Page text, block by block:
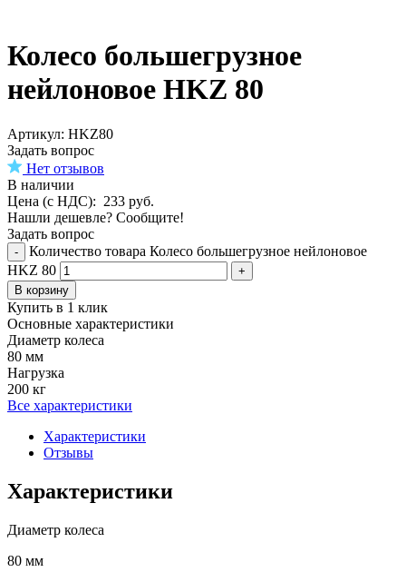
Колесо большегрузное
нейлоновое HKZ 80
Aртикул: HKZ80
Задать вопрос
Нет отзывов
В наличии
Цена (с НДС): 233 руб.
Нашли дешевле? Сообщите!
Задать вопрос
-
Количество товара Колесо большегрузное нейлоновое
HKZ 80
+
В корзину
Купить в 1 клик
Основные характеристики
Диаметр колеса
80 мм
Нагрузка
200 кг
Все характеристики
Характеристики
Отзывы
Характеристики
Диаметр колеса
80 мм